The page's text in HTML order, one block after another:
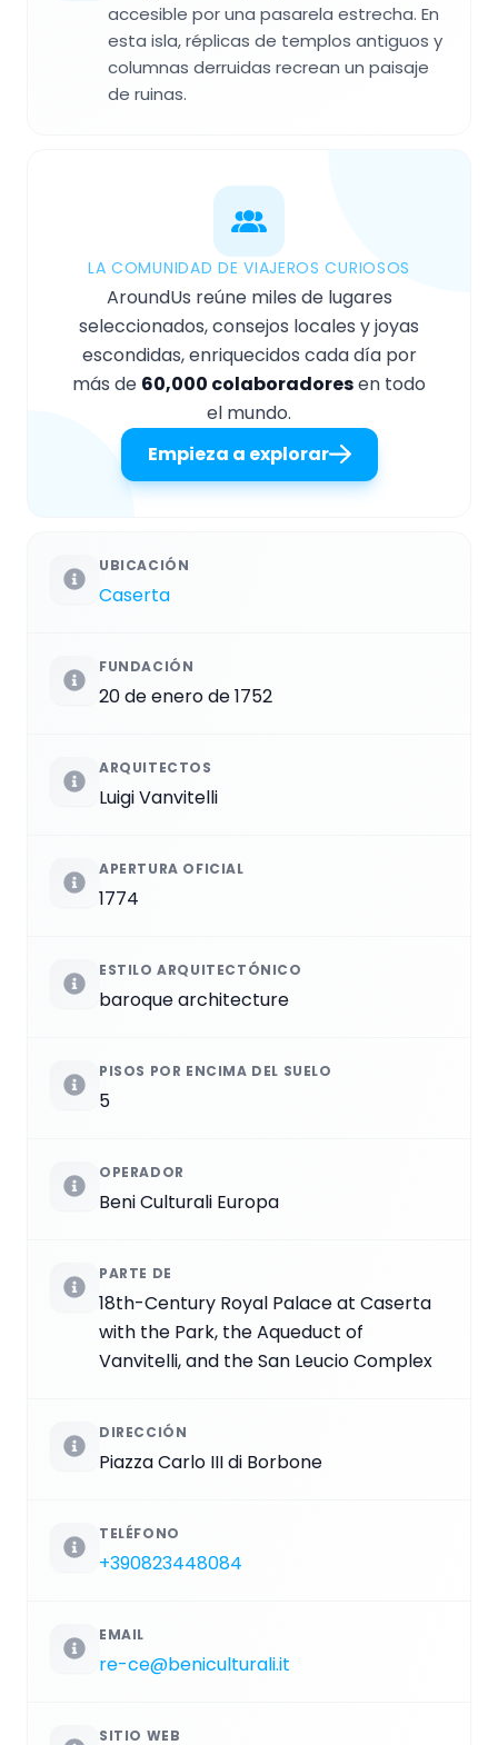
accesible por una pasarela estrecha. En
esta isla, réplicas de templos antiguos y
columnas derruidas recrean un paisaje
de ruinas.
LA COMUNIDAD DE VIAJEROS CURIOSOS
AroundUs reúne miles de lugares
seleccionados, consejos locales y joyas
escondidas, enriquecidos cada día por
más de 60,000 colaboradoresen todo
el mundo.
Empieza a explorar
UBICACIÓN
Caserta
FUNDACIÓN
20 de enero de 1752
ARQUITECTOS
Luigi Vanvitelli
APERTURA OFICIAL
1774
ESTILO ARQUITECTÓNICO
baroque architecture
PISOS POR ENCIMA DEL SUELO
5
OPERADOR
Beni Culturali Europa
PARTE DE
18th-Century Royal Palace at Caserta
with the Park, the Aqueduct of
Vanvitelli, and the San Leucio Complex
DIRECCIÓN
Piazza Carlo III di Borbone
TELÉFONO
+390823448084
EMAIL
re-ce@beniculturali.it
SITIO WEB